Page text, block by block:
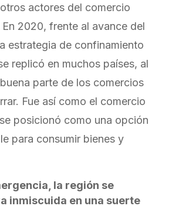
actores del comercio
2020, frente al avance del
estrategia de confinamiento
replicó en muchos países, al
parte de los comercios
Fue así como el comercio
posicionó como una opción
para consumir bienes y
la región se
inmiscuida en una suerte